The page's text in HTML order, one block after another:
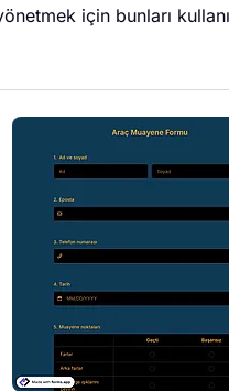
için bunları